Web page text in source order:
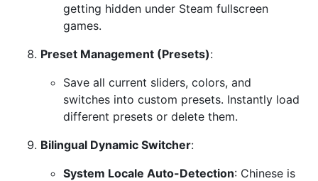
getting hidden under Steam fullscreen
games.
Preset Management (Presets):
Save all current sliders, colors, and
switches into custom presets. Instantly load
different presets or delete them.
Bilingual Dynamic Switcher:
System Locale Auto-Detection: Chinese is